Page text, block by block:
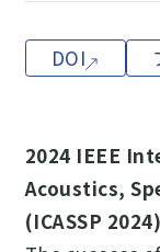
DOI
2024 IEEE
Acoustics,
(ICASSP 2024)